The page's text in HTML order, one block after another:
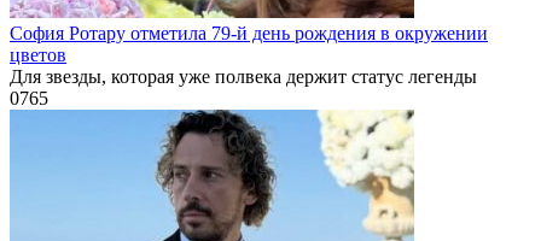
София Ротару отметила 79-й день рождения в окружении
цветов
Для звезды, которая уже полвека держит статус легенды
0765